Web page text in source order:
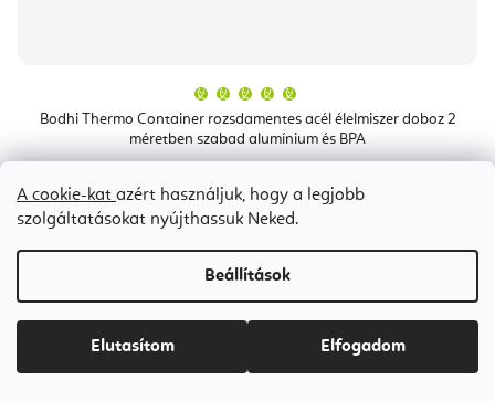
A cookie-kat azért használjuk, hogy a legjobb
szolgáltatásokat nyújthassuk Neked.
Beállítások
Elutasítom Elfogadom
Bodhi Thermo Container rozsdamentes acél élelmiszer doboz 2
méretben szabad alumínium és BPA
átlagos
értékelése
5-
ből
Raktáron(1 db)
Ft5 900
Bestseller